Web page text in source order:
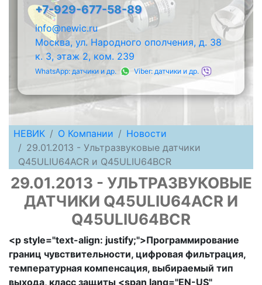
+7-929-677-58-89
info@newic.ru
Москва, ул. Народного ополчения, д. 38
к. 3, этаж 2, ком. 239
WhatsApp: датчики и др. Viber: датчики и др.
НЕВИК О Компании
Новости
29.01.2013 - Ультразвуковые датчики
Q45ULIU64ACR и Q45ULIU64BCR
29.01.2013 - УЛЬТРАЗВУКОВЫЕ
ДАТЧИКИ Q45ULIU64ACR И
Q45ULIU64BCR
<p style="text-align: justify;">Программирование
границ чувствительности, цифровая фильтрация,
температурная компенсация, выбираемый тип
выхода, класс защиты <span lang="EN-US"